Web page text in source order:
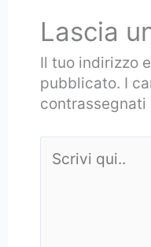
Lascia
Il tuo indirizzo
pubblicato. I
contrassegnati
qui..